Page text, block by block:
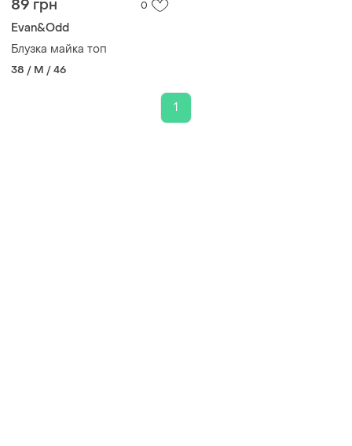
89 грн 0
Evan&Odd
Блузка майка топ
38 / M / 46
1